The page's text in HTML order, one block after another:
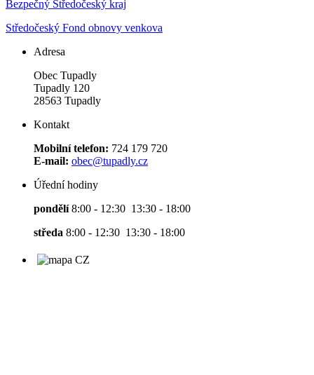
Bezpečný Středočeský kraj
Středočeský Fond obnovy venkova
Adresa
Obec Tupadly
Tupadly 120
28563 Tupadly
Kontakt
Mobilní telefon: 724 179 720
E-mail: obec@tupadly.cz
Úřední hodiny
pondělí8:00 - 12:30 13:30 - 18:00
středa 8:00 - 12:30 13:30 - 18:00